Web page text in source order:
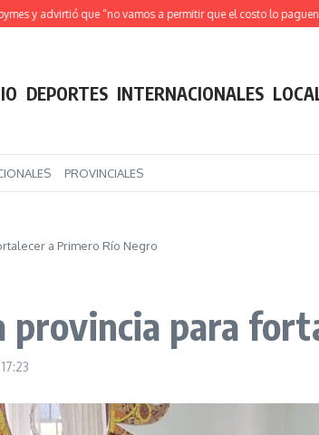
advirtió que “no vamos a permitir que el costo lo paguen los
DEPORTES INTERNACIONALES
PROVINCIALES
a Primero Río Negro
para
17:23